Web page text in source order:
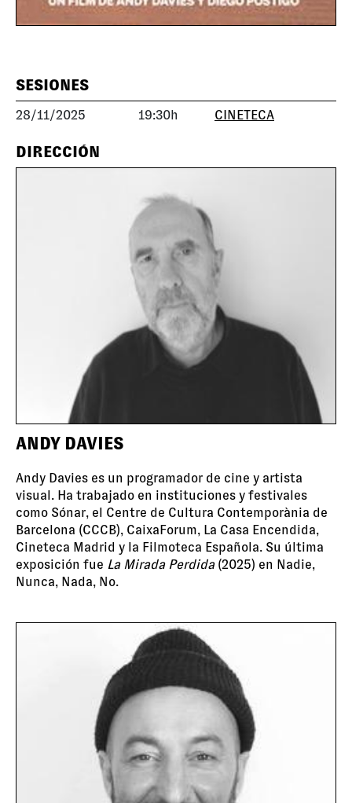
SESIONES
28/11/2025 19:30h CINETECA
DIRECCIÓN
ANDY DAVIES
Andy Davies es un programador de cine y artista
visual. Ha trabajado en instituciones y festivales
como Sónar, el Centre de Cultura Contemporània de
Barcelona (CCCB), CaixaForum, La Casa Encendida,
Cineteca Madrid y la Filmoteca Española. Su última
exposición fue La Mirada Perdida(2025) en Nadie,
Nunca, Nada, No.